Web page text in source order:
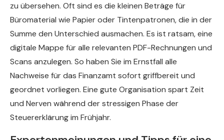
zu übersehen. Oft sind es die kleinen Beträge für
Büromaterial wie Papier oder Tintenpatronen, die in der
Summe den Unterschied ausmachen. Es ist ratsam, eine
digitale Mappe für alle relevanten PDF-Rechnungen und
Scans anzulegen. So haben Sie im Ernstfall alle
Nachweise für das Finanzamt sofort griffbereit und
geordnet vorliegen. Eine gute Organisation spart Zeit
und Nerven während der stressigen Phase der
Steuererklärung im Frühjahr.